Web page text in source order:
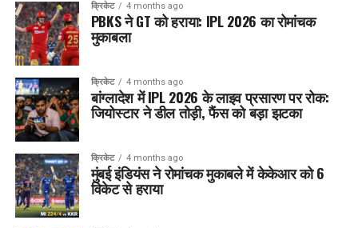
क्रिकेट 4 months ago
PBKS ने GT को हराया: IPL 2026 का रोमांचक
मुकाबला
क्रिकेट 4 months ago
बांग्लादेश में IPL 2026 के लाइव प्रसारण पर रोक:
जियोस्टार ने डील तोड़ी, फैंस को बड़ा झटका
क्रिकेट 4 months ago
मुंबई इंडियंस ने रोमांचक मुकाबले में केकेआर को 6
विकेट से हराया